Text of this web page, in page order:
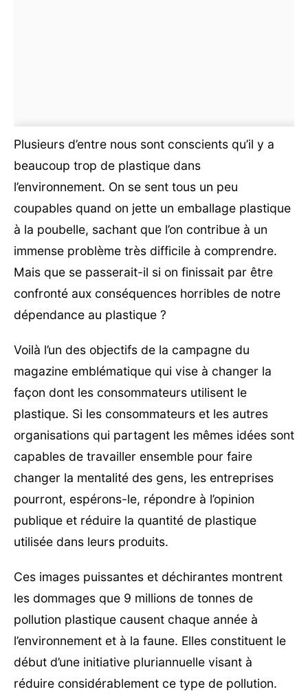
Plusieurs d’entre nous sont conscients qu’il y a
beaucoup trop de plastique dans
l’environnement. On se sent tous un peu
coupables quand on jette un emballage plastique
à la poubelle, sachant que l’on contribue à un
immense problème très difficile à comprendre.
Mais que se passerait-il si on finissait par être
confronté aux conséquences horribles de notre
dépendance au plastique ?
Voilà l’un des objectifs de la campagne du
magazine emblématique qui vise à changer la
façon dont les consommateurs utilisent le
plastique. Si les consommateurs et les autres
organisations qui partagent les mêmes idées sont
capables de travailler ensemble pour faire
changer la mentalité des gens, les entreprises
pourront, espérons-le, répondre à l’opinion
publique et réduire la quantité de plastique
utilisée dans leurs produits.
Ces images puissantes et déchirantes montrent
les dommages que 9 millions de tonnes de
pollution plastique causent chaque année à
l’environnement et à la faune. Elles constituent le
début d’une initiative pluriannuelle visant à
réduire considérablement ce type de pollution.